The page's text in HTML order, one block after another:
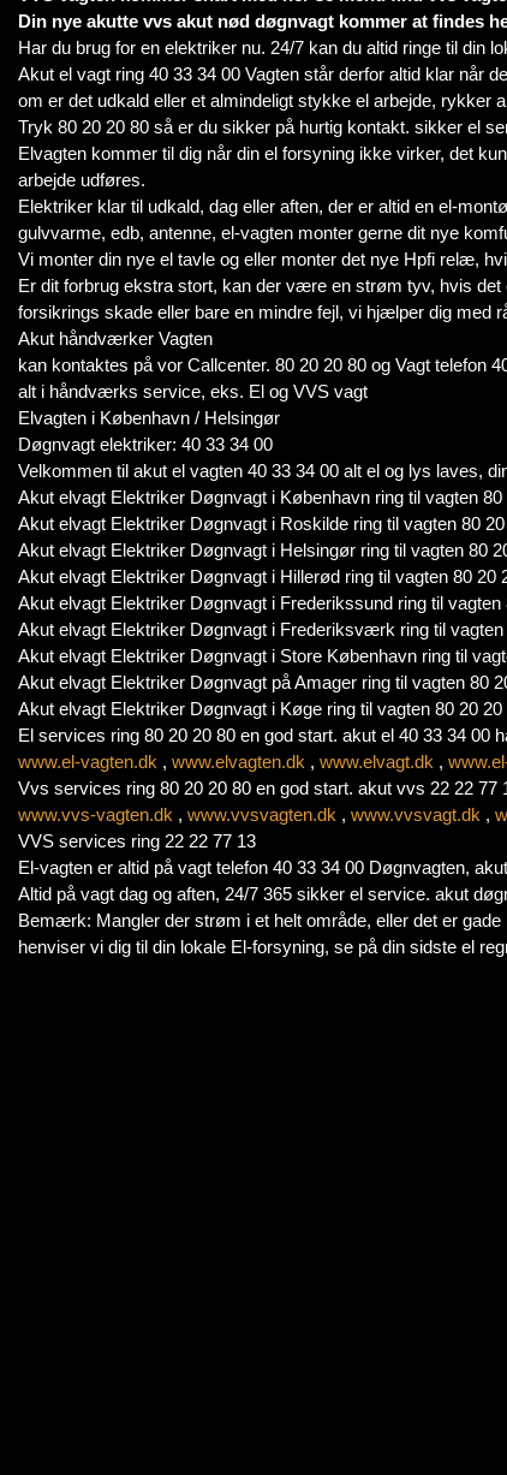
Din nye akutte vvs akut nød døgnvagt kommer at findes
Har du brug for en elektriker nu. 24/7 kan du altid ringe til din
Akut el vagt ring 40 33 34 00 Vagten står derfor altid klar når
om er det udkald eller et almindeligt stykke el arbejde, rykker
Tryk 80 20 20 80 så er du sikker på hurtig kontakt. sikker el
Elvagten kommer til dig når din el forsyning ikke virker, det
arbejde udføres.
Elektriker klar til udkald, dag eller aften, der er altid en el-
gulvvarme, edb, antenne, el-vagten monter gerne dit nye
Vi monter din nye el tavle og eller monter det nye Hpfi relæ,
Er dit forbrug ekstra stort, kan der være en strøm tyv, hvis
forsikrings skade eller bare en mindre fejl, vi hjælper dig med
Akut håndværker Vagten
kan kontaktes på vor Callcenter. 80 20 20 80 og Vagt telefon
alt i håndværks service, eks. El og VVS vagt
Elvagten i København / Helsingør
Døgnvagt elektriker: 40 33 34 00
Velkommen til akut el vagten 40 33 34 00 alt el og lys laves,
Akut elvagt Elektriker Døgnvagt i København ring til vagten 80
Akut elvagt Elektriker Døgnvagt i Roskilde ring til vagten 80
Akut elvagt Elektriker Døgnvagt i Helsingør ring til vagten 80
Akut elvagt Elektriker Døgnvagt i Hillerød ring til vagten 80 20
Akut elvagt Elektriker Døgnvagt i Frederikssund ring til vagten
Akut elvagt Elektriker Døgnvagt i Frederiksværk ring til vagten
Akut elvagt Elektriker Døgnvagt i Store København ring til
Akut elvagt Elektriker Døgnvagt på Amager ring til vagten 80
Akut elvagt Elektriker Døgnvagt i Køge ring til vagten 80 20 20
El services ring 80 20 20 80 en god start. akut el 40 33 34 00
www.el-vagten.dk , www.elvagten.dk , www.elvagt.dk ,
Vvs services ring 80 20 20 80 en god start. akut vvs 22 22
www.vvs-vagten.dk , www.vvsvagten.dk , www.vvsvagt.dk ,
VVS services ring 22 22 77 13
El-vagten er altid på vagt telefon 40 33 34 00 Døgnvagten,
Altid på vagt dag og aften, 24/7 365 sikker el service. akut
Bemærk: Mangler der strøm i et helt område, eller det er gade
henviser vi dig til din lokale El-forsyning, se på din sidste el